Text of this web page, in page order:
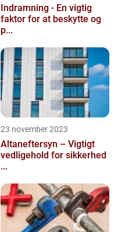
Indramning - En vigtig
faktor for at beskytte og
p...
23 november 2023
Altaneftersyn – Vigtigt
vedligehold for sikkerhed
...